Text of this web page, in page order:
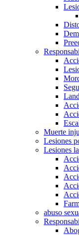
Muerte
Lesiones
Lesiones
abuso